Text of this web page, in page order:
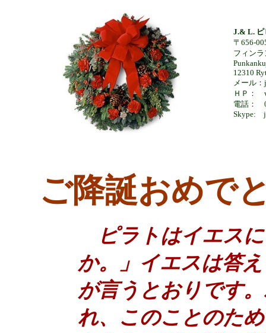
J.& L. ピ
〒656-
フィン
12310
メール
Ｈ Ｐ ：
電話：
Skype:
ご降誕おめで
ピラトはイエスに
か。」イエスは答
が言うとおりです
れ、このことのた